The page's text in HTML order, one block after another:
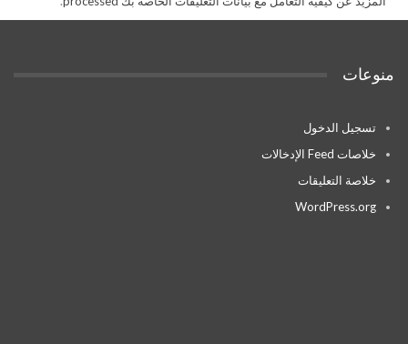
منوعات
تسجيل الدخول
خلاصات Feed الإدخالات
خلاصة التعليقات
WordPress.org